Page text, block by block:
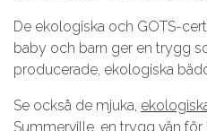
De ekologiska och GOTS-
baby och barn ger en trygg
producerade, ekologiska
Se också de mjuka,
Summerville, en trygg vän